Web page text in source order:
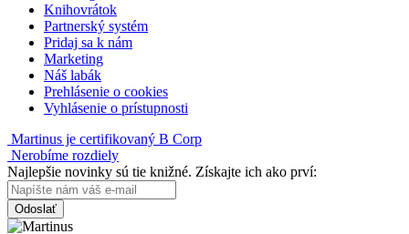
Knihovrátok
Partnerský systém
Pridaj sa k nám
Marketing
Náš labák
Prehlásenie o cookies
Vyhlásenie o prístupnosti
Martinus je certifikovaný B Corp
Nerobíme rozdiely
Najlepšie novinky sú tie knižné. Získajte ich ako prví:
Odoslať